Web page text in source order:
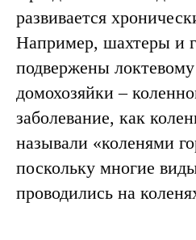
развивается
Например, шахтеры и
подвержены
домохозяйки –
заболевание, как
называли «коленями
поскольку многие
проводились на
бурсита